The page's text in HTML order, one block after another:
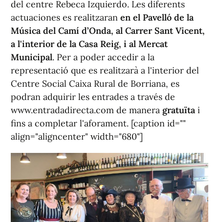
del centre Rebeca Izquierdo. Les diferents
actuaciones es realitzaran en el Pavelló de la
Música del Camí d’Onda, al Carrer Sant Vicent,
a l'interior de la Casa Reig, i al Mercat
Municipal. Per a poder accedir a la
representació que es realitzarà a l'interior del
Centre Social Caixa Rural de Borriana, es
podran adquirir les entrades a través de
www.entradadirecta.com de manera gratuïta i
fins a completar l'aforament. [caption id=""
align="aligncenter" width="680"]